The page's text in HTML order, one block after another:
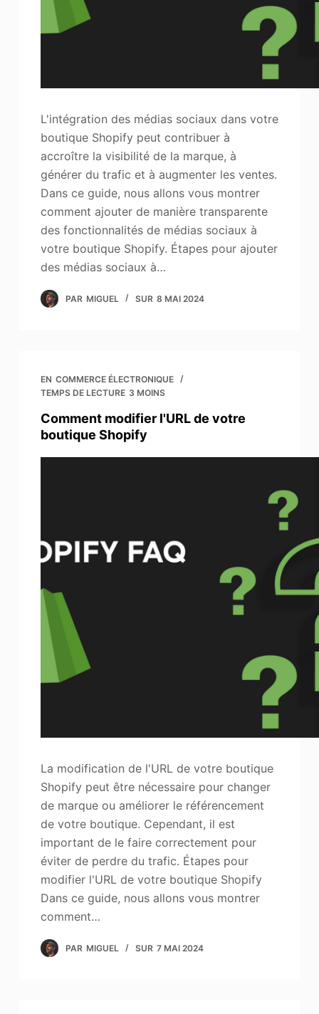
L'intégration des médias sociaux dans votre
boutique Shopify peut contribuer à
accroître la visibilité de la marque, à
générer du trafic et à augmenter les ventes.
Dans ce guide, nous allons vous montrer
comment ajouter de manière transparente
des fonctionnalités de médias sociaux à
votre boutique Shopify. Étapes pour ajouter
des médias sociaux à…
PAR MIGUEL SUR 8 MAI 2024
EN COMMERCE ÉLECTRONIQUE
TEMPS DE LECTURE 3 MOINS
Comment modifier l'URL de votre
boutique Shopify
La modification de l'URL de votre boutique
Shopify peut être nécessaire pour changer
de marque ou améliorer le référencement
de votre boutique. Cependant, il est
important de le faire correctement pour
éviter de perdre du trafic. Étapes pour
modifier l'URL de votre boutique Shopify
Dans ce guide, nous allons vous montrer
comment…
PAR MIGUEL SUR 7 MAI 2024